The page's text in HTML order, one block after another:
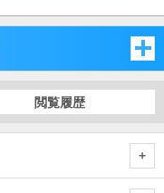
閲覧履歴